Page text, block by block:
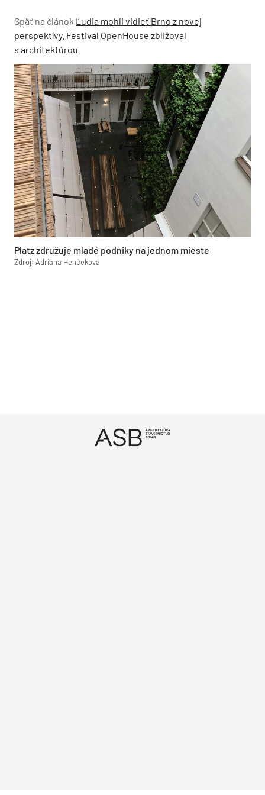
Späť na článok Ľudia mohli vidieť Brno z novej
perspektívy. Festival OpenHouse zbližoval
s architektúrou
Platz združuje mladé podniky na jednom mieste
Zdroj: Adriána Henčeková